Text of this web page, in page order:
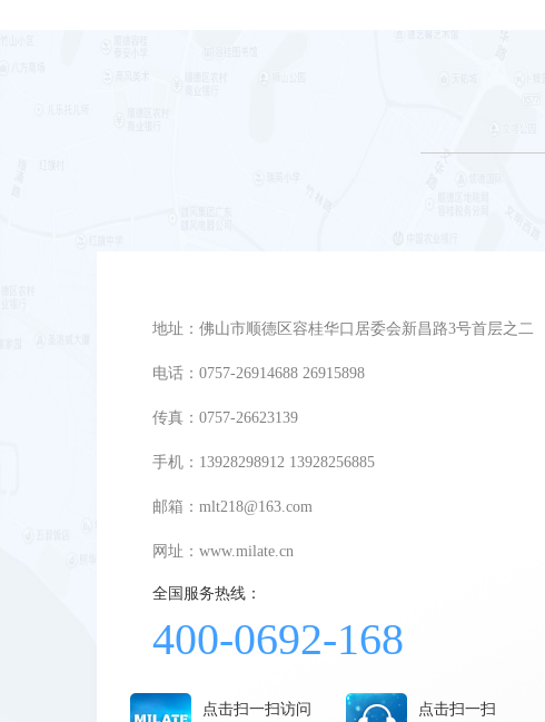
地址：佛山市顺德区容桂华口居委会新昌路3号首层之二
电话：0757-26914688 26915898
传真：0757-26623139
手机：13928298912 13928256885
邮箱：mlt218@163.com
网址： www.milate.cn
全国服务热线：
400-0692-168
点击扫一扫访问 点击扫一扫